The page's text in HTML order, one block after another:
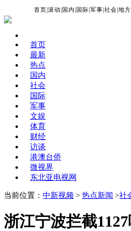
首页 |滚动 国内 国际 |军事 |社会 |地方
首页
最新
热点
国内
社会
国际
军事
文娱
体育
财经
访谈
港澳台侨
微视界
东北亚电视网
当前位置： 中新视频 > 热点新闻 >社
浙江宁波拦截